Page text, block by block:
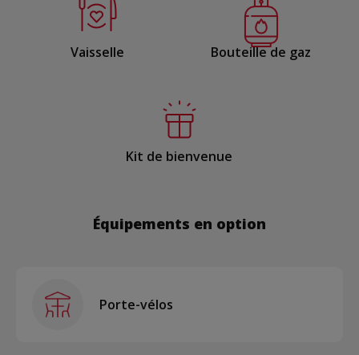
Vaisselle Bouteille de gaz
Kit de bienvenue
Équipements en option
Porte-vélos